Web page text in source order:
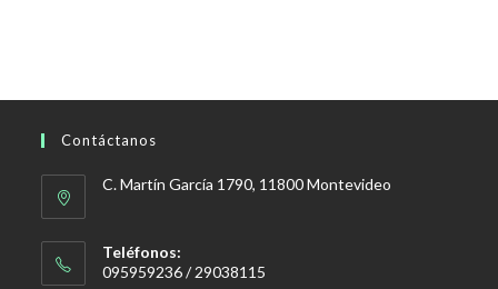
Contáctanos
C. Martín García 1790, 11800 Montevideo
Teléfonos:
095959236 / 29038115